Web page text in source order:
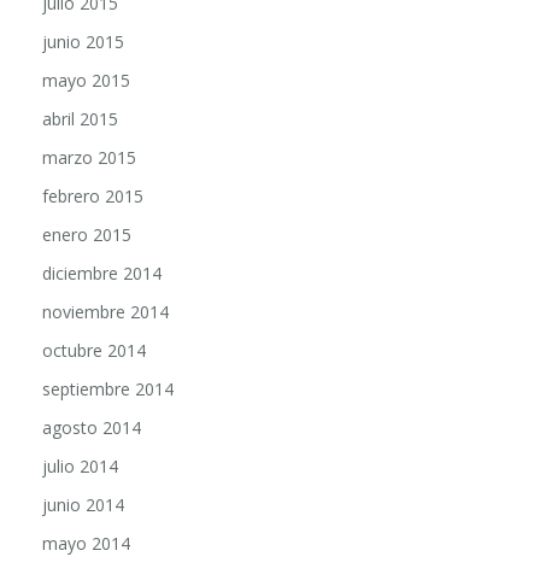
junio 2015
mayo 2015
abril 2015
marzo 2015
febrero 2015
enero 2015
diciembre 2014
noviembre 2014
octubre 2014
septiembre 2014
agosto 2014
julio 2014
junio 2014
mayo 2014
abril 2014